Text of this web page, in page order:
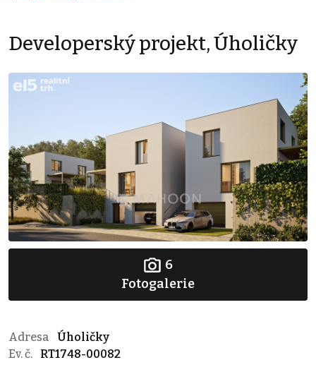
Developerský projekt, Úholičky
6
Fotogalerie
Adresa
Úholičky
Ev. č.
RT1748-00082